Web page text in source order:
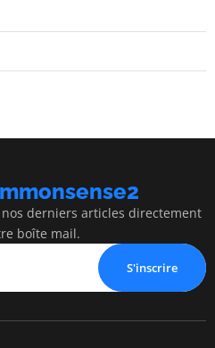
derniers articles directement
boîte mail.
S'inscrire